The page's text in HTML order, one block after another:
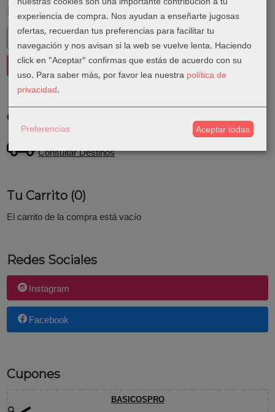
Marcas
Costes de Envío
Consultar Destinos
Tu Carrito (0)
El carrito de la compra está vacío
Redes Sociales
Instagram
Facebook
Cupones
BASICOSPRO
experiencia de compra. Nos ayudan a enseñarte jugosas
ofertas, recuerdan tus preferencias para facilitar tu
navegación y nos avisan si la web se vuelve lenta. Haciendo
click en "Aceptar" confirmas que estás de acuerdo con su
uso. Para saber más, por favor lea nuestra política de
privacidad.
Preferencias Aceptar todas